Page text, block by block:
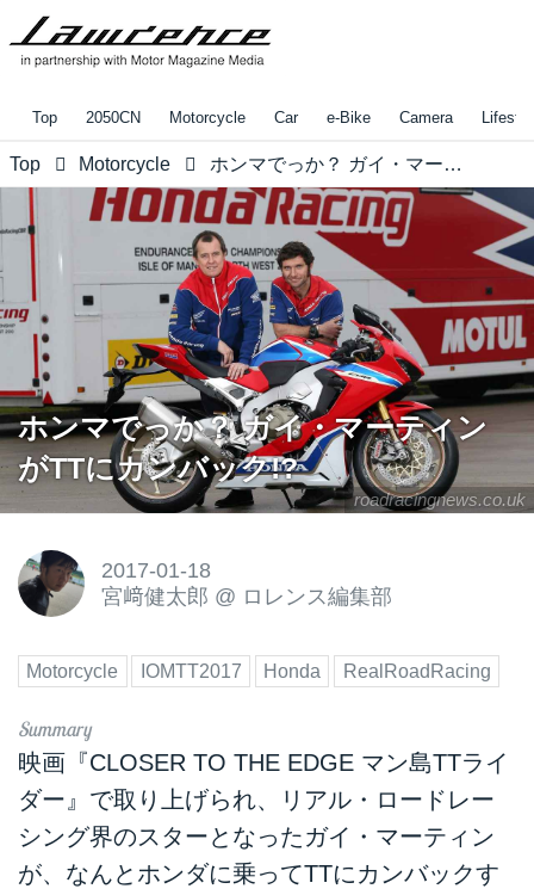
Top 2050CN Motorcycle Car e-Bike Camera
Top Motorcycle ホンマでっか？ ガイ・マーティンがTTにカンバック!?
roadracingnews.co.uk
ホンマでっか？ ガイ・マーティン
がTTにカンバック!?
2017-01-18
宮﨑健太郎 @ ロレンス編集部
Motorcycle IOMTT2017 Honda RealRoadRacing
映画『CLOSER TO THE EDGE マン島TTライ
ダー』で取り上げられ、リアル・ロードレー
シング界のスターとなったガイ・マーティン
が、なんとホンダに乗ってTTにカンバックす